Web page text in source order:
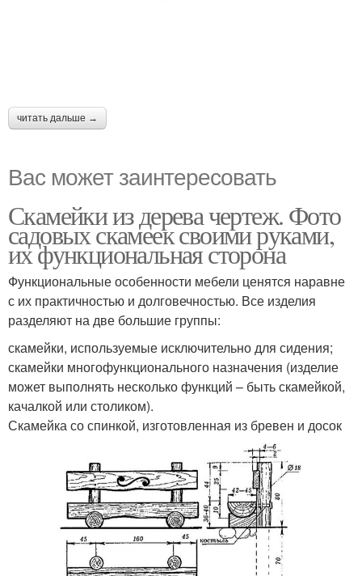
читать дальше →
Вас может заинтересовать
Скамейки из дерева чертеж. Фото
садовых скамеек своими руками,
их функциональная сторона
Функциональные особенности мебели ценятся наравне
с их практичностью и долговечностью. Все изделия
разделяют на две большие группы:
скамейки, используемые исключительно для сидения;
скамейки многофункционального назначения (изделие
может выполнять несколько функций – быть скамейкой,
качалкой или столиком).
Скамейка со спинкой, изготовленная из бревен и досок